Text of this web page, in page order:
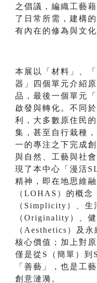
之倡議，編織工藝
了日常所需，建構
有內在的修為與文化
本展以「材料」、
器」四個單元介紹
品，最後一個單元
啟發與轉化。不同
利，大多數原住民
集，甚至自行栽種
一的專注之下完成
與自然、工藝與社
現了本中心「漫活
精神，即在地思維
（LOHAS）的概念
（Simplicity）、
（Originality）、
（Aesthetics）及
核心價值；加上對
僅是從S（簡單）到
「善藝」，也是工
創意漣漪。